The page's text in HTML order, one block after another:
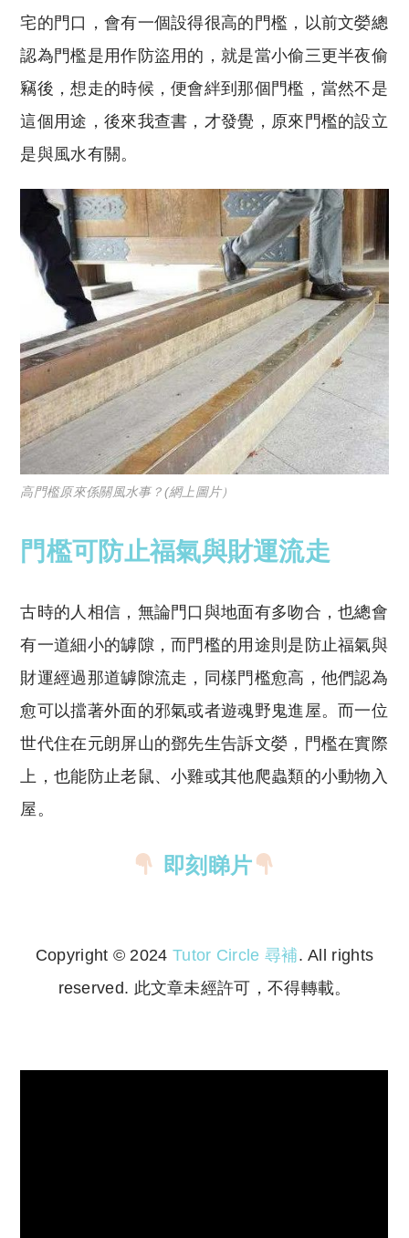
宅的門口，會有一個設得很高的門檻，以前文嫈總
認為門檻是用作防盜用的，就是當小偷三更半夜偷
竊後，想走的時候，便會絆到那個門檻，當然不是
這個用途，後來我查書，才發覺，原來門檻的設立
是與風水有關。
高門檻原來係關風水事？(網上圖片）
門檻可防止福氣與財運流走
古時的人相信，無論門口與地面有多吻合，也總會
有一道細小的罅隙，而門檻的用途則是防止福氣與
財運經過那道罅隙流走，同樣門檻愈高，他們認為
愈可以擋著外面的邪氣或者遊魂野鬼進屋。而一位
世代住在元朗屏山的鄧先生告訴文嫈，門檻在實際
上，也能防止老鼠、小雞或其他爬蟲類的小動物入
屋。
即刻睇片
Copyright © 2024 Tutor Circle 尋補. All rights
reserved. 此文章未經許可，不得轉載。